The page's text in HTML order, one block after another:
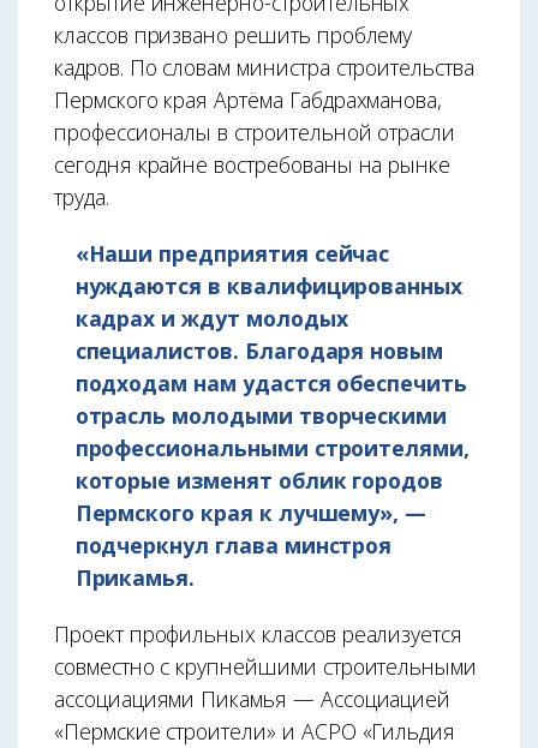
классов призвано решить проблему
кадров. По словам министра строительства
Пермского края Артёма Габдрахманова,
профессионалы в строительной отрасли
сегодня крайне востребованы на рынке
труда.
«Наши предприятия сейчас
нуждаются в квалифицированных
кадрах и ждут молодых
специалистов. Благодаря новым
подходам нам удастся обеспечить
отрасль молодыми творческими
профессиональными строителями,
которые изменят облик городов
Пермского края к лучшему», —
подчеркнул глава минстроя
Прикамья.
Проект профильных классов реализуется
совместно с крупнейшими строительными
ассоциациями Пикамья — Ассоциацией
«Пермские строители» и АСРО «Гильдия